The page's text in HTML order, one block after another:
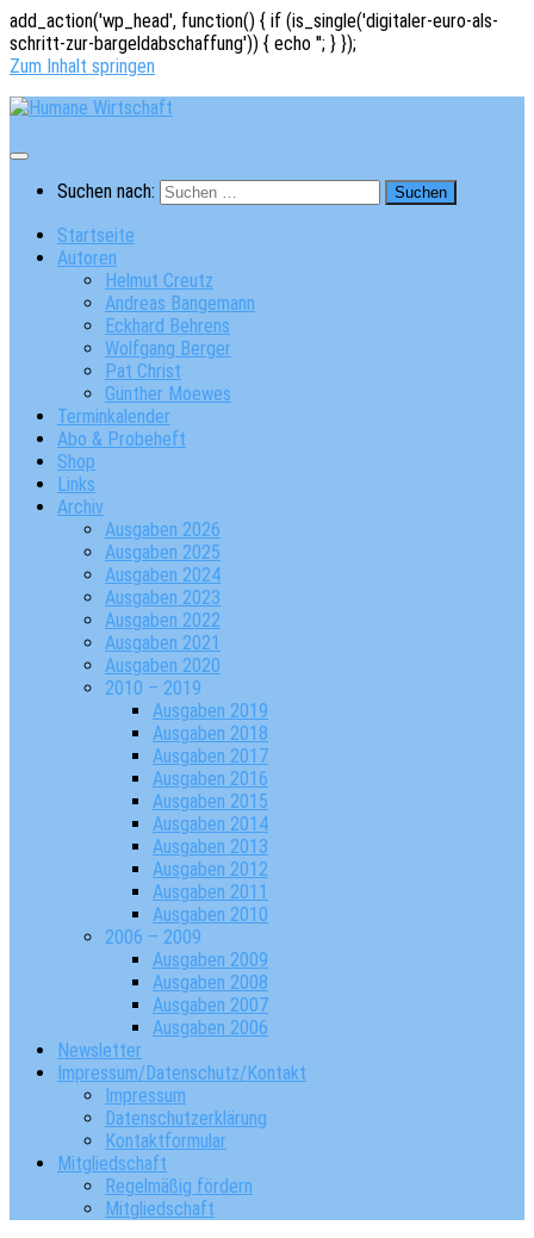
add_action('wp_head', function() { if (is_single('digitaler-euro-als-
schritt-zur-bargeldabschaffung')) { echo ''; } });
Zum Inhalt springen
Suchen nach:
Startseite
Autoren
Helmut Creutz
Andreas Bangemann
Eckhard Behrens
Wolfgang Berger
Pat Christ
Günther Moewes
Terminkalender
Abo & Probeheft
Shop
Links
Archiv
Ausgaben 2026
Ausgaben 2025
Ausgaben 2024
Ausgaben 2023
Ausgaben 2022
Ausgaben 2021
Ausgaben 2020
2010 – 2019
Ausgaben 2019
Ausgaben 2018
Ausgaben 2017
Ausgaben 2016
Ausgaben 2015
Ausgaben 2014
Ausgaben 2013
Ausgaben 2012
Ausgaben 2011
Ausgaben 2010
2006 – 2009
Ausgaben 2009
Ausgaben 2008
Ausgaben 2007
Ausgaben 2006
Newsletter
Impressum/Datenschutz/Kontakt
Impressum
Datenschutzerklärung
Kontaktformular
Mitgliedschaft
Regelmäßig fördern
Mitgliedschaft